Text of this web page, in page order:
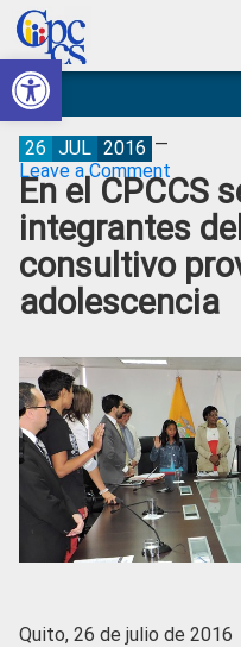
Abrir barra de herramientas
Skip
to
primary
navigation
Skip
to
main
content
Skip
to
primary
sidebar
Skip
to
footer
Consejo
de
Participación
Ciudadana
Control
Social
Construyendo
Poder
Ciudadano
En el CPCCS
integrantes
consultivo
adolescencia
26 JUL 2016
Leave a Comment
Quito, 26 de julio de 2016